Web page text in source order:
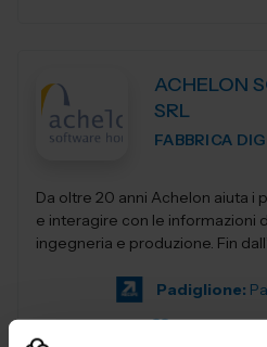
ACHELON
SRL
FABBRICA
Da oltre 20 anni Achelon aiuta i
e interagire con le informazioni
ingegneria e produzione. Fin
Padiglione: